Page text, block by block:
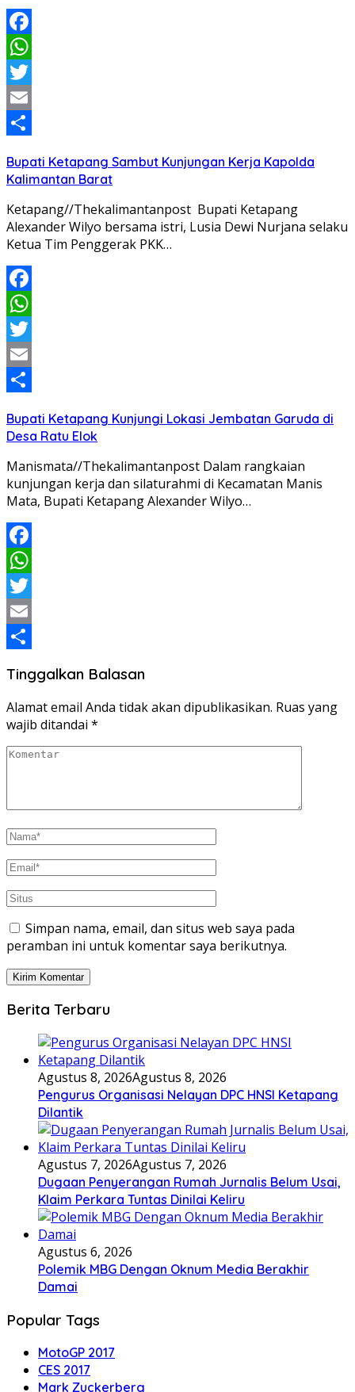
Facebook
WhatsApp
Twitter
Email
Bupati Ketapang Sambut Kunjungan Kerja Kapolda
Kalimantan Barat
Ketapang//Thekalimantanpost Bupati Ketapang
Alexander Wilyo bersama istri, Lusia Dewi Nurjana selaku
Ketua Tim Penggerak PKK…
Facebook
WhatsApp
Twitter
Email
Bupati Ketapang Kunjungi Lokasi Jembatan Garuda di
Desa Ratu Elok
Manismata//Thekalimantanpost Dalam rangkaian
kunjungan kerja dan silaturahmi di Kecamatan Manis
Mata, Bupati Ketapang Alexander Wilyo…
Facebook
WhatsApp
Twitter
Email
Tinggalkan Balasan
Alamat email Anda tidak akan dipublikasikan. Ruas yang
wajib ditandai *
Simpan nama, email, dan situs web saya pada
peramban ini untuk komentar saya berikutnya.
Berita Terbaru
Agustus 8, 2026Agustus 8, 2026
Pengurus Organisasi Nelayan DPC HNSI Ketapang
Dilantik
Agustus 7, 2026Agustus 7, 2026
Dugaan Penyerangan Rumah Jurnalis Belum Usai,
Klaim Perkara Tuntas Dinilai Keliru
Agustus 6, 2026
Polemik MBG Dengan Oknum Media Berakhir
Damai
Popular Tags
MotoGP 2017
CES 2017
Mark Zuckerberg